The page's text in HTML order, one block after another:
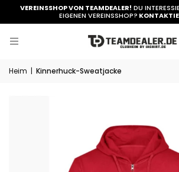
VEREINSSHOP VON TEAMDEALER! DU
EIGENEN VEREINSSHOP?
Heim | Kinnerhuck-Sweatjacke